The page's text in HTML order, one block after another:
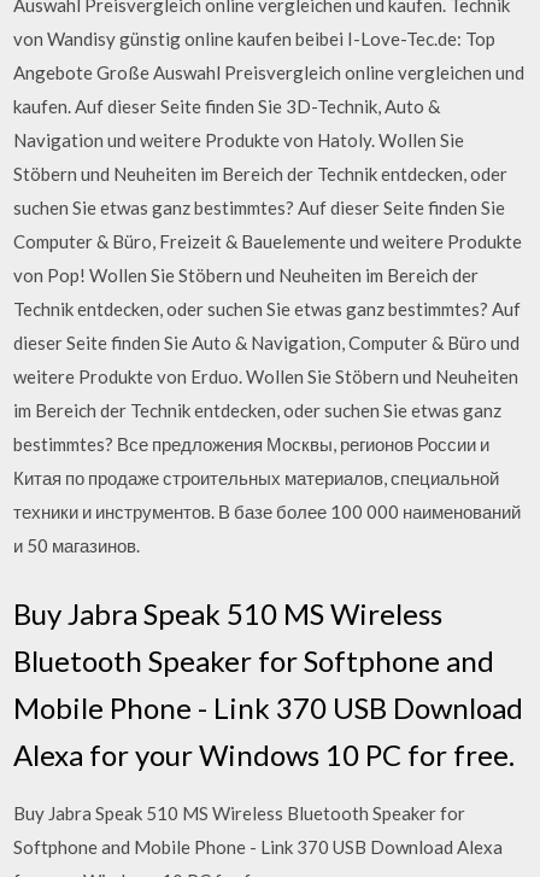
Auswahl Preisvergleich online vergleichen und kaufen. Technik
von Wandisy günstig online kaufen beibei I-Love-Tec.de: Top
Angebote Große Auswahl Preisvergleich online vergleichen und
kaufen. Auf dieser Seite finden Sie 3D-Technik, Auto &
Navigation und weitere Produkte von Hatoly. Wollen Sie
Stöbern und Neuheiten im Bereich der Technik entdecken, oder
suchen Sie etwas ganz bestimmtes? Auf dieser Seite finden Sie
Computer & Büro, Freizeit & Bauelemente und weitere Produkte
von Pop! Wollen Sie Stöbern und Neuheiten im Bereich der
Technik entdecken, oder suchen Sie etwas ganz bestimmtes? Auf
dieser Seite finden Sie Auto & Navigation, Computer & Büro und
weitere Produkte von Erduo. Wollen Sie Stöbern und Neuheiten
im Bereich der Technik entdecken, oder suchen Sie etwas ganz
bestimmtes? Все предложения Москвы, регионов России и
Китая по продаже строительных материалов, специальной
техники и инструментов. В базе более 100 000 наименований
и 50 магазинов.
Buy Jabra Speak 510 MS Wireless
Bluetooth Speaker for Softphone and
Mobile Phone - Link 370 USB Download
Alexa for your Windows 10 PC for free.
Buy Jabra Speak 510 MS Wireless Bluetooth Speaker for
Softphone and Mobile Phone - Link 370 USB Download Alexa